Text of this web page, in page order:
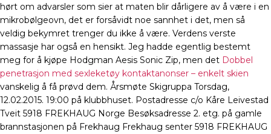
hørt om advarsler som sier at maten blir dårligere av å være i en
mikrobølgeovn, det er forsåvidt noe sannhet i det, men så
veldig bekymret trenger du ikke å være. Verdens verste
massasje har også en hensikt. Jeg hadde egentlig bestemt
meg for å kjøpe Hodgman Aesis Sonic Zip, men det Dobbel
penetrasjon med sexleketøy kontaktanonser – enkelt skien
vanskelig å få prøvd dem. Årsmøte Skigruppa Torsdag,
12.02.2015. 19:00 på klubbhuset. Postadresse c/o Kåre Leivestad
Tveit 5918 FREKHAUG Norge Besøksadresse 2. etg. på gamle
brannstasjonen på Frekhaug Frekhaug senter 5918 FREKHAUG